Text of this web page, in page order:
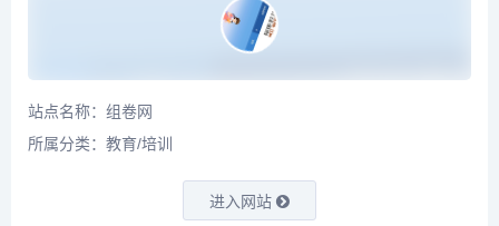
站点名称：组卷网
所属分类： 教育/培训
进入网站